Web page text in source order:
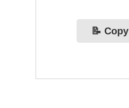
📝 Copy